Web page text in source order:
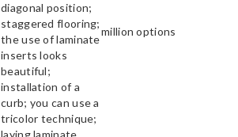
diagonal position;
staggered flooring;
the use of laminate
inserts looks
beautiful;
installation of a
curb; you can use a
tricolor technique;
million options